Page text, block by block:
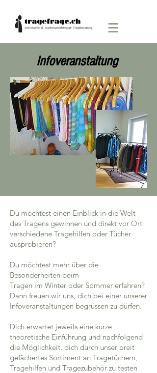
Infoveranstaltung
Du möchtest einen Einblick in die Welt
des Tragens gewinnen und direkt vor Ort
verschiedene Tragehilfen oder Tücher
ausprobieren?
Du möchtest mehr über die
Besonderheiten beim
Tragen im Winter oder Sommer erfahren?
Dann freuen wir uns, dich bei einer unserer
Infoveranstaltungen begrüssen zu dürfen.
Dich erwartet jeweils eine kurze
theoretische Einführung und nachfolgend
die Möglichkeit, dich durch unser breit
gefächertes Sortiment an Tragetüchern,
Tragehilfen und Tragezubehör zu testen